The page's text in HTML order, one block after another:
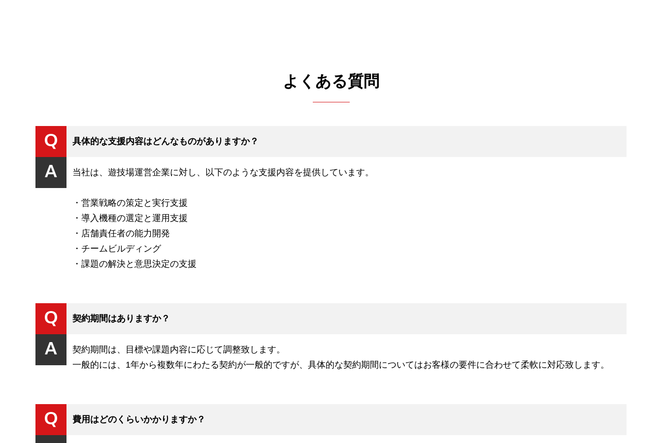
よくある質問
Q 具体的な支援内容はどんなものがありますか？
A 当社は、遊技場運営企業に対し、以下のような支援内容を提供しています。
・営業戦略の策定と実行支援
・導入機種の選定と運用支援
・店舗責任者の能力開発
・チームビルディング
・課題の解決と意思決定の支援
Q 契約期間はありますか？
A
契約期間は、目標や課題内容に応じて調整致します。
一般的には、1年から複数年にわたる契約が一般的ですが、具体的な契約期間についてはお客様の要件に合わせて柔軟に対応致します。
Q 費用はどのくらいかかりますか？